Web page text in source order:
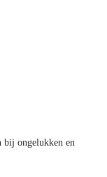
bij ongelukken en